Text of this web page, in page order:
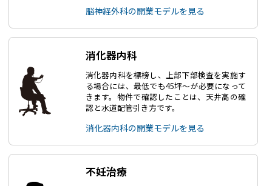
脳神経外科の開業モデルを見る
消化器内科
消化器内科を標榜し、上部下部検査を実施す
る場合には、最低でも45坪～が必要になって
きます。物件で確認したことは、天井高の確
認と水道配管引き方です。
消化器内科の開業モデルを見る
不妊治療